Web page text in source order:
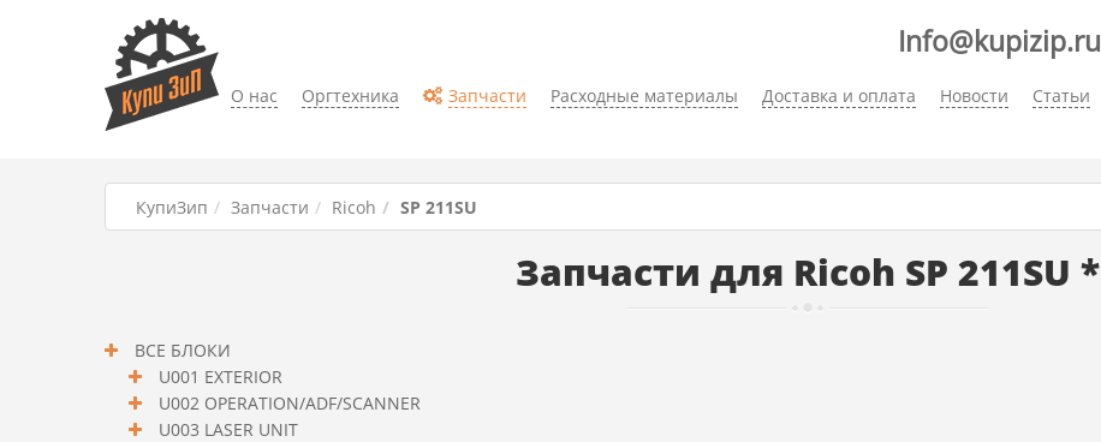
О нас Оргтехника Запчасти Расходные материалы Доставка и оплата Новости Статьи
Info@kupizip.ru
КупиЗип Запчасти Ricoh SP 211SU
Запчасти для Ricoh SP 211SU *
ВСЕ БЛОКИ
U001 EXTERIOR
U002 OPERATION/ADF/SCANNER
U003 LASER UNIT